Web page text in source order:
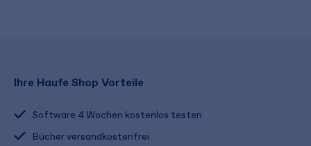
Ihre Haufe Shop Vorteile
Software 4 Wochen kostenlos testen
Bücher versandkostenfrei